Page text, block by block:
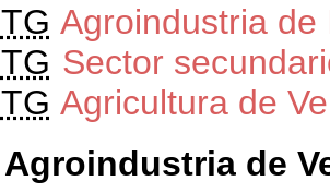
TG Agroindustria de
TG Sector
TG Agricultura de
Agroindustria de